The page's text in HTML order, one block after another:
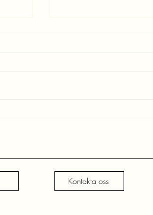
Kontakta oss